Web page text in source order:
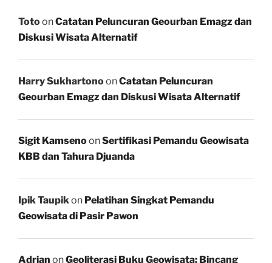
TotoonCatatan Peluncuran Geourban Emagz dan
Diskusi Wisata Alternatif
Harry SukhartonoonCatatan Peluncuran
Geourban Emagz dan Diskusi Wisata Alternatif
Sigit KamsenoonSertifikasi Pemandu Geowisata
KBB dan Tahura Djuanda
Ipik Taupikon Pelatihan Singkat Pemandu
Geowisata di Pasir Pawon
Adrian onGeoliterasi Buku Geowisata: Bincang